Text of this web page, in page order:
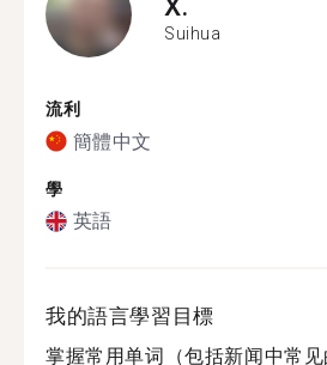
Suihua
流利
簡體中文
學
英語
我的語言學習目標
掌握常用单词（包括新闻中常